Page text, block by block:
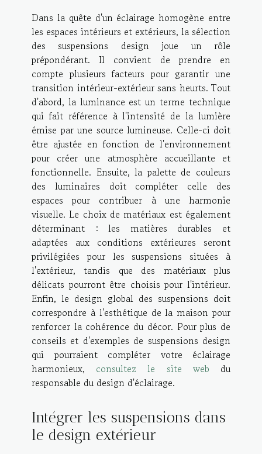
Dans la quête d'un éclairage homogène entre
les espaces intérieurs et extérieurs, la sélection
des suspensions design joue un rôle
prépondérant. Il convient de prendre en
compte plusieurs facteurs pour garantir une
transition intérieur-extérieur sans heurts. Tout
d'abord, la luminance est un terme technique
qui fait référence à l'intensité de la lumière
émise par une source lumineuse. Celle-ci doit
être ajustée en fonction de l'environnement
pour créer une atmosphère accueillante et
fonctionnelle. Ensuite, la palette de couleurs
des luminaires doit compléter celle des
espaces pour contribuer à une harmonie
visuelle. Le choix de matériaux est également
déterminant : les matières durables et
adaptées aux conditions extérieures seront
privilégiées pour les suspensions situées à
l'extérieur, tandis que des matériaux plus
délicats pourront être choisis pour l'intérieur.
Enfin, le design global des suspensions doit
correspondre à l'esthétique de la maison pour
renforcer la cohérence du décor. Pour plus de
conseils et d'exemples de suspensions design
qui pourraient compléter votre éclairage
harmonieux, consultez le site web du
responsable du design d'éclairage.
Intégrer les suspensions dans
le design extérieur